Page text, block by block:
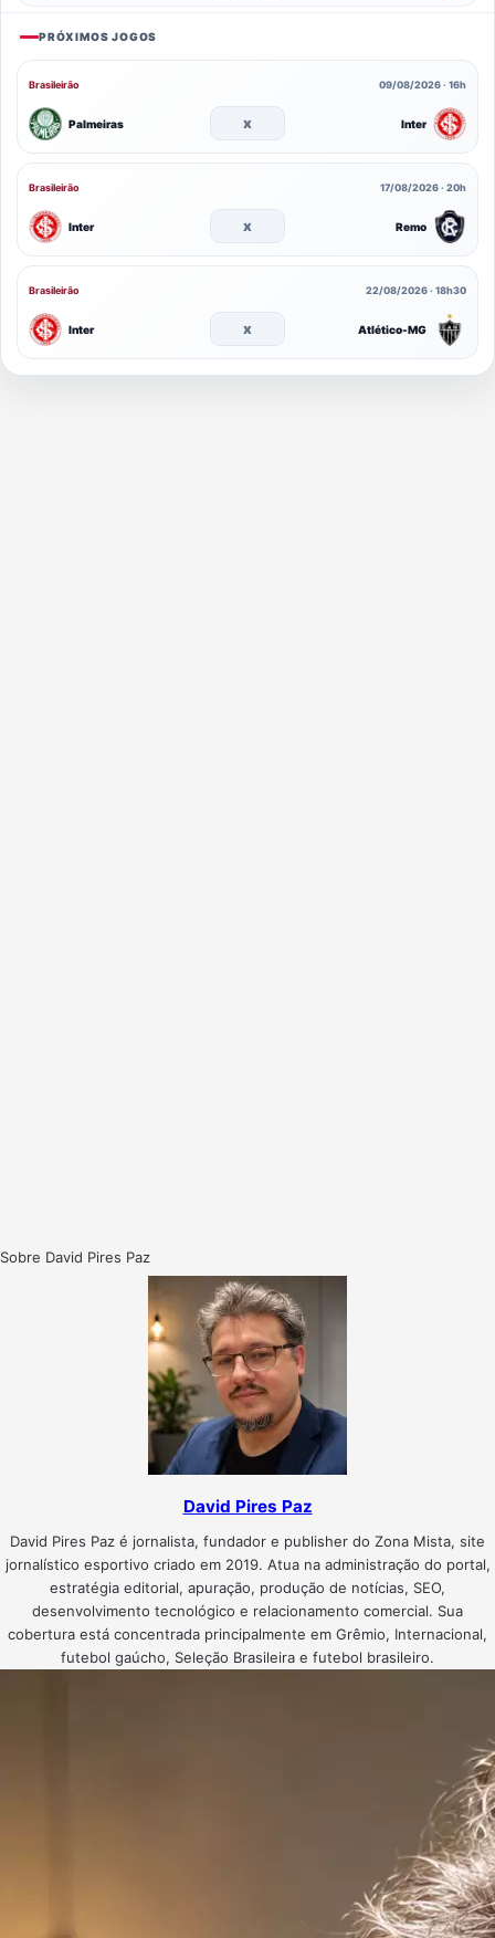
PRÓXIMOS JOGOS
Brasileirão 09/08/2026 · 16h
Palmeiras x Inter
Brasileirão 17/08/2026 · 20h
Inter x Remo
Brasileirão 22/08/2026 · 18h30
Inter x Atlético-MG
Sobre David Pires Paz
David Pires Paz
David Pires Paz é jornalista, fundador e publisher do Zona Mista, site
jornalístico esportivo criado em 2019. Atua na administração do portal,
estratégia editorial, apuração, produção de notícias, SEO,
desenvolvimento tecnológico e relacionamento comercial. Sua
cobertura está concentrada principalmente em Grêmio, Internacional,
futebol gaúcho, Seleção Brasileira e futebol brasileiro.